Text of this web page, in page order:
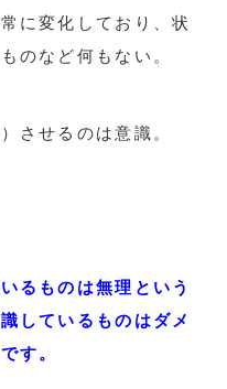
に変化しており、状
のなど何もない。
させるのは意識。
るものは無理という
しているものはダメ
す。